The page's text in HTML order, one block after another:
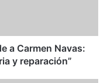
a Carmen Navas:
y reparación”